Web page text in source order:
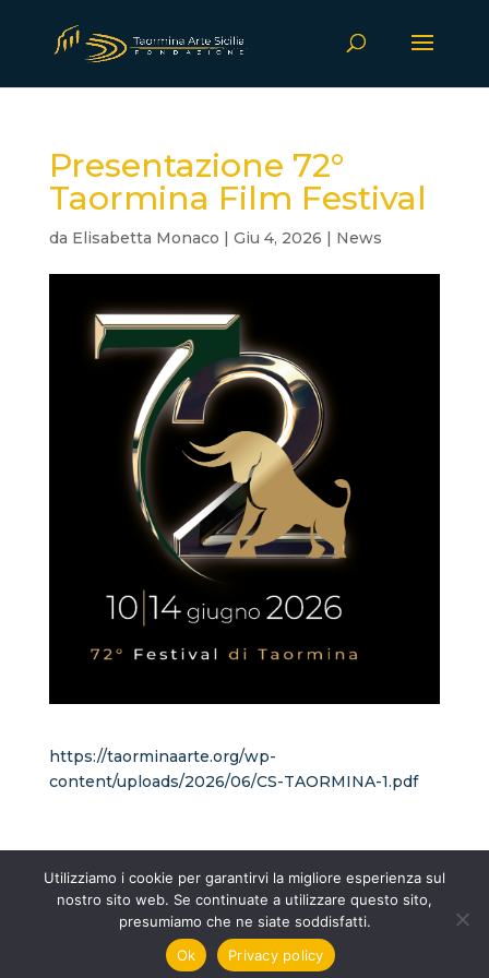
Presentazione 72°
Taormina Film Festival
da Elisabetta Monaco | Giu 4, 2026 | News
https://taorminaarte.org/wp-
content/uploads/2026/06/CS-TAORMINA-1.pdf
Fondazione Taormina Arte Sicilia - Corso
Umberto 19 Taormina (ME)
Utilizziamo i cookie per garantirvi la migliore esperienza sul
nostro sito web. Se continuate a utilizzare questo sito,
presumiamo che ne siate soddisfatti.
Ok
Privacy policy